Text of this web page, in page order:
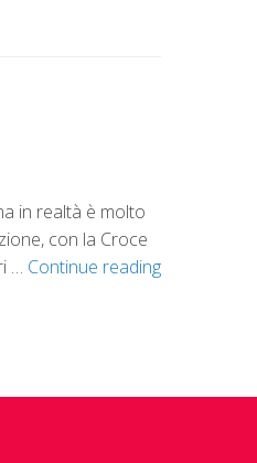
in realtà è molto
con la Croce
… Continue reading